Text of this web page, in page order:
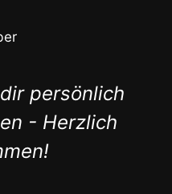
persönlich
- Herzlich